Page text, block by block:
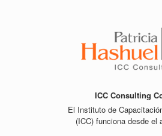
ICC Consulting
El Instituto de
(ICC) funciona desde el